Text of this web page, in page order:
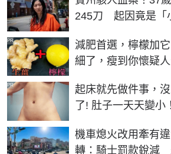
245刀 起因竟是「
減肥首選，檸檬加
細了，瘦到你懷疑
PR
起床就先做件事，
了! 肚子一天天變小！
PR
機車熄火改用牽有
轉：騎士罰款銳減